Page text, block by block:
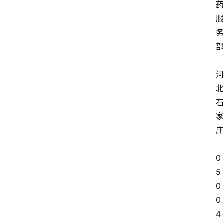
药
服
务
部
河
北
石
家
庄
0
5
0
0
4